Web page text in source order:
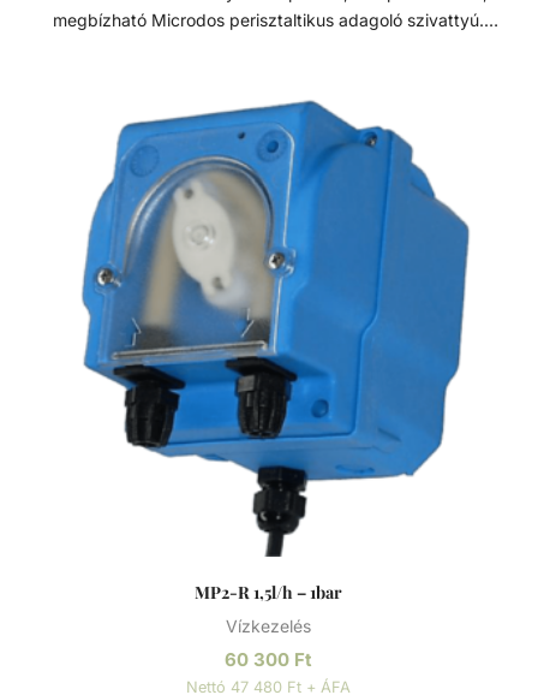
megbízható Microdos perisztaltikus adagoló szivattyú.
hengerei önkenőek, az adagoló 2,5 méter kábellel szerelve.
Teljesítménye 10 - 100% között kézzel szabályozható.
Tartozékok: - Injektor szelep - Lábszelep - 2m PVC 4x6
szívó oldali vegyszercső - 2m PE 4x6 nyomó oldali
vegyszercső
MP2-R 1,5l/h – 1bar
Vízkezelés
60 300 Ft
Nettó 47 480 Ft + ÁFA